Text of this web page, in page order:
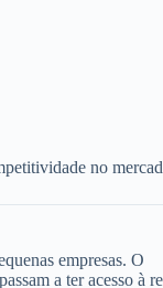
no
empresas. O
a ter acesso à